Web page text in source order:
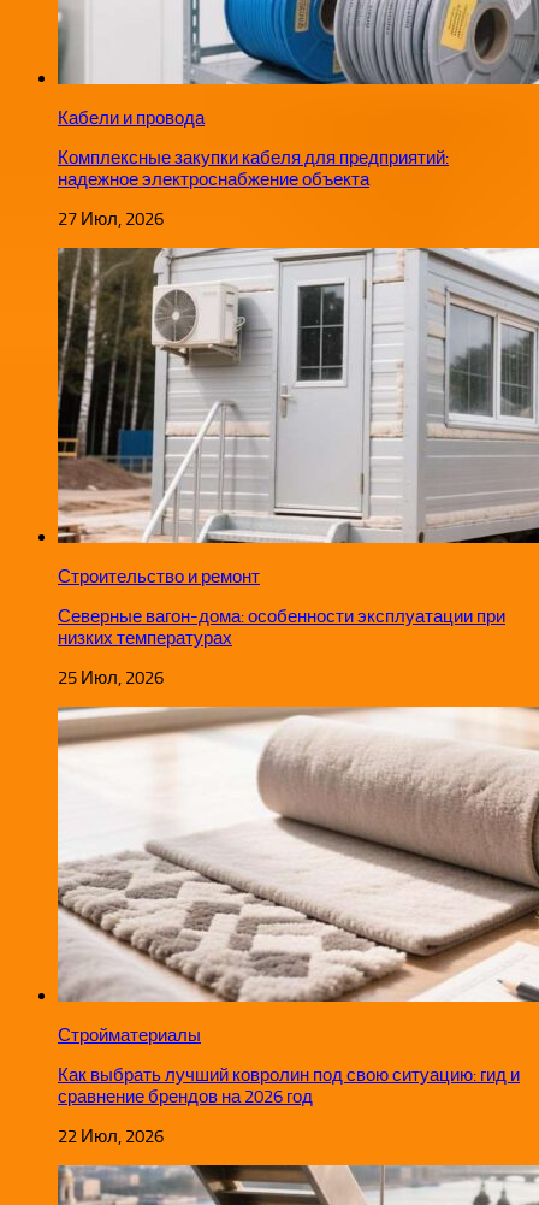
Кабели и провода
Комплексные закупки кабеля для предприятий:
надежное электроснабжение объекта
27 Июл, 2026
Строительство и ремонт
Северные вагон-дома: особенности эксплуатации при
низких температурах
25 Июл, 2026
Стройматериалы
Как выбрать лучший ковролин под свою ситуацию: гид и
сравнение брендов на 2026 год
22 Июл, 2026